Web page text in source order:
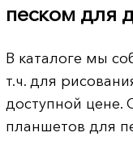
песком для
В каталоге мы
т.ч. для
доступной цене.
планшетов для